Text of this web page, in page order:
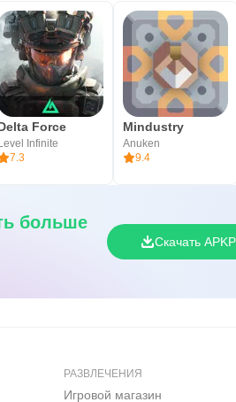
Force
Infinite
7.3
Mindustry
Anuken
9.4
больше
Скачать
РАЗВЛЕЧЕНИЯ
Игровой магазин